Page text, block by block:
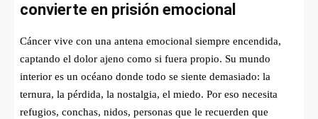
convierte en prisión emocional
Cáncer vive con una antena emocional siempre encendida,
captando el dolor ajeno como si fuera propio. Su mundo
interior es un océano donde todo se siente demasiado: la
ternura, la pérdida, la nostalgia, el miedo. Por eso necesita
refugios, conchas, nidos, personas que le recuerden que